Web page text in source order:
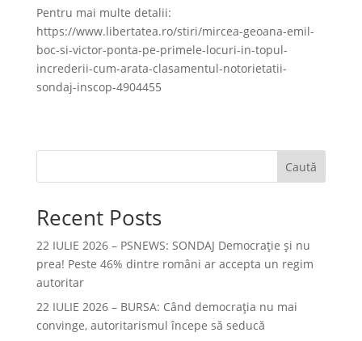
Pentru mai multe detalii:
https://www.libertatea.ro/stiri/mircea-geoana-emil-
boc-si-victor-ponta-pe-primele-locuri-in-topul-
increderii-cum-arata-clasamentul-notorietatii-
sondaj-inscop-4904455
Caută
Recent Posts
22 IULIE 2026 – PSNEWS: SONDAJ Democrație și nu
prea! Peste 46% dintre români ar accepta un regim
autoritar
22 IULIE 2026 – BURSA: Când democraţia nu mai
convinge, autoritarismul începe să seducă